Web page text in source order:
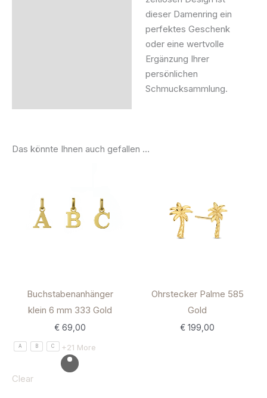
dieser Damenring ein
perfektes Geschenk
oder eine wertvolle
Ergänzung Ihrer
persönlichen
Schmucksammlung.
Das könnte Ihnen auch gefallen …
Buchstabenanhänger
klein 6 mm 333 Gold
€69,00
A B C +21 More
Clear
Ohrstecker Palme 585
Gold
€ 199,00